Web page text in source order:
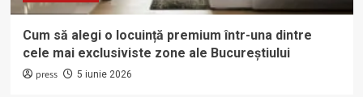
Cum să alegi o locuință premium într-una dintre
cele mai exclusiviste zone ale Bucureștiului
press 5 iunie 2026